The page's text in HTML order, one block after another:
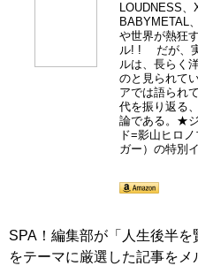
LOUDNESS、
BABYMETAL
や世界が熱狂
ル! ! だが、
ルは、長らく
のと見られて
アでは語られ
代を振り返る
論である。★
ド=影山ヒロ
ガー）の特別
SPA！編集部が「人生後半を
をテーマに厳選した記事を